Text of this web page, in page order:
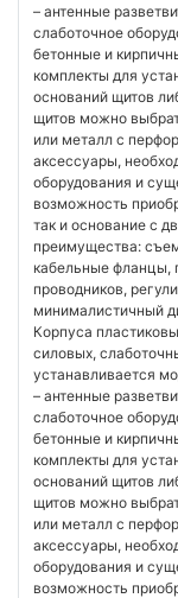
– антенные
слаботочное
бетонные и
комплекты для
оснований щитов
щитов можно
или металл с
аксессуары,
оборудования и
возможность
так и основание с
преимущества:
кабельные фланцы,
проводников,
минималистичный
Корпуса
силовых,
устанавливается
– антенные
слаботочное
бетонные и
комплекты для
оснований щитов
щитов можно
или металл с
аксессуары,
оборудования и
возможность